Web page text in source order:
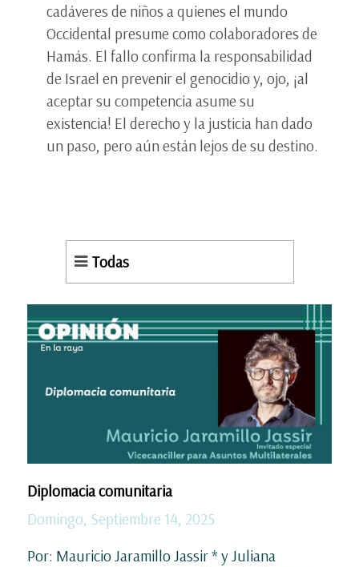
cadáveres de niños a quienes el mundo
Occidental presume como colaboradores de
Hamás. El fallo confirma la responsabilidad
de Israel en prevenir el genocidio y, ojo, ¡al
aceptar su competencia asume su
existencia! El derecho y la justicia han dado
un paso, pero aún están lejos de su destino.
Todas
Diplomacia comunitaria
Domingo, Septiembre 14, 2025
Por: Mauricio Jaramillo Jassir * y Juliana